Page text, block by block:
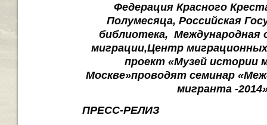
Федерация Красного
Полумесяца, Российская
библиотека, Международная
миграции,Центр
проект «Музей истории
Москве»проводят семинар
мигранта -
ПРЕСС-РЕЛИЗ